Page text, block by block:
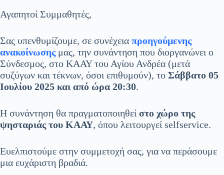
Αγαπητοί Συμμαθητές,
Σας υπενθυμίζουμε, σε συνέχεια προηγούμενης
ανακοίνωσηςμας, την συνάντηση που διοργανώνει ο
Σύνδεσμος, στο ΚΑΑΥ του Αγίου Ανδρέα (μετά
συζύγων και τέκνων, όσοι επιθυμούν), το Σάββατο 05
Ιουλίου 2025 και από ώρα 20:30.
Η συνάντηση θα πραγματοποιηθεί στο χώρο της
ψησταριάς του ΚΑΑΥ, όπου λειτουργεί selfservice.
Ευελπιστούμε στην συμμετοχή σας, για να περάσουμε
μια ευχάριστη βραδιά.